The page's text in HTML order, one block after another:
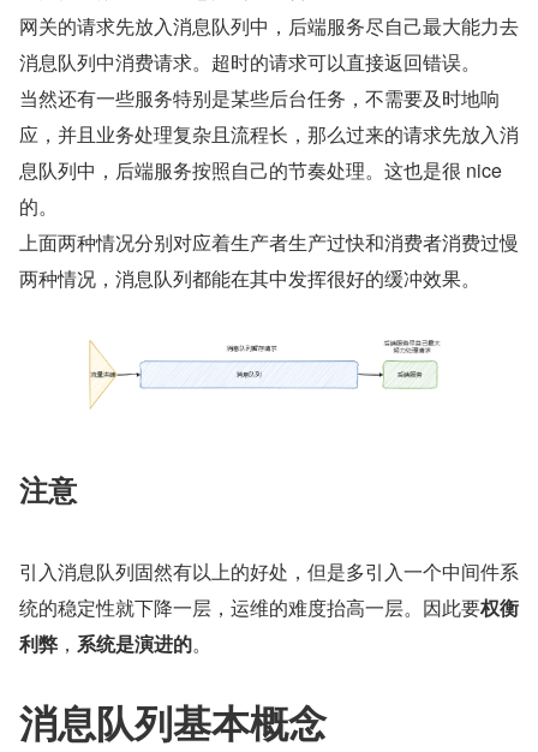
网关的请求先放入消息队列中，后端服务尽自己最大能力去
消息队列中消费请求。超时的请求可以直接返回错误。
当然还有一些服务特别是某些后台任务，不需要及时地响
应，并且业务处理复杂且流程长，那么过来的请求先放入消
息队列中，后端服务按照自己的节奏处理。这也是很 nice
的。
上面两种情况分别对应着生产者生产过快和消费者消费过慢
两种情况，消息队列都能在其中发挥很好的缓冲效果。
注意
引入消息队列固然有以上的好处，但是多引入一个中间件系
统的稳定性就下降一层，运维的难度抬高一层。因此要权衡
利弊 ， 系统是演进的。
消息队列基本概念